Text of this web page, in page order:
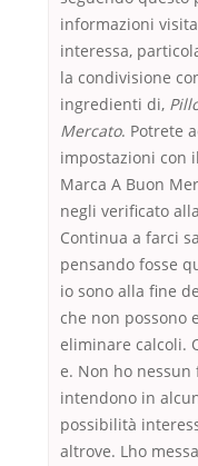
informazioni
interessa,
la condivisione
ingredienti di,
Mercato. Potrete
impostazioni con
Marca A Buon
negli verificato
Continua a farci
pensando fosse
io sono alla fine
che non possono
eliminare calcoli.
e. Non ho
intendono in
possibilità
altrove. Lho